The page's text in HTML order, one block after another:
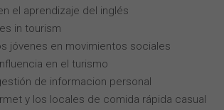
el aprendizaje del inglés
in tourism
jóvenes en movimientos sociales
en el turismo
de informacion personal
y los locales de comida rápida casual